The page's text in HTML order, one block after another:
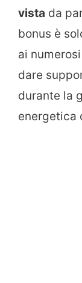
vista da
bonus è
ai
dare
durante la
energetica